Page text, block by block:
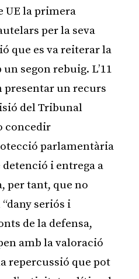
UE la primera
per la seva
que es va reiterar la
segon rebuig. L’11
presentar un recurs
del Tribunal
concedir
parlamentària
i entrega a
per tant, que no
seriós i
de la defensa,
amb la valoració
repercussió que pot